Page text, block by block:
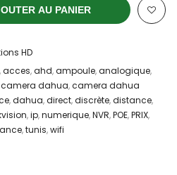
AU PANIER
HD
,acces,ahd,ampoule,analogique,
camera dahua,camera dahua
,dahua,direct,discrète,distance,
,ip,numerique,NVR,POE,PRIX,
,tunis,wifi